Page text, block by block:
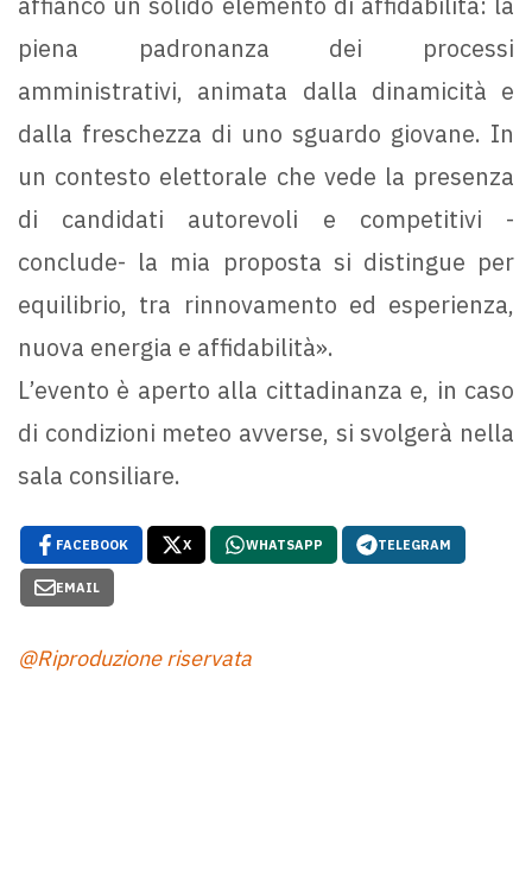
piena padronanza dei processi
amministrativi, animata dalla dinamicità e
dalla freschezza di uno sguardo giovane. In
un contesto elettorale che vede la presenza
di candidati autorevoli e competitivi -
conclude- la mia proposta si distingue per
equilibrio, tra rinnovamento ed esperienza,
nuova energia e affidabilità».
L’evento è aperto alla cittadinanza e, in caso
di condizioni meteo avverse, si svolgerà nella
sala consiliare.
FACEBOOK X WHATSAPP TELEGRAM
EMAIL
@Riproduzione riservata